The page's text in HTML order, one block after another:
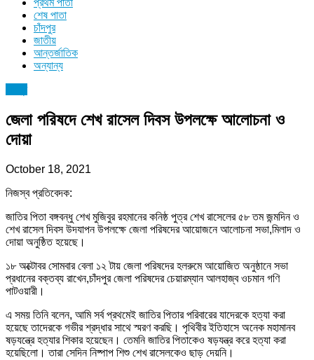
প্রথম পাতা
শেষ পাতা
চাঁদপুর
জাতীয়
আন্তর্জাতিক
অন্যান্য
জেলা পরিষদে শেখ রাসেল দিবস উপলক্ষে আলোচনা ও
দোয়া
October 18, 2021
নিজস্ব প্রতিবেদক:
জাতির পিতা বঙ্গবন্ধু শেখ মুজিবুর রহমানের কনিষ্ঠ পুত্র শেখ রাসেলের ৫৮ তম জন্মদিন ও
শেখ রাসেল দিবস উদযাপন উপলক্ষে জেলা পরিষদের আয়োজনে আলোচনা সভা,মিলাদ ও
দোয়া অনুষ্ঠিত হয়েছে।
১৮ অক্টোবর সোমবার বেলা ১২ টায় জেলা পরিষদের হলরুমে আয়োজিত অনুষ্ঠানে সভা
প্রধানের বক্তব্য রাখেন,চাঁদপুর জেলা পরিষদের চেয়ারম্যান আলহাজ্ব ওচমান গণি
পাটওয়ারী।
এ সময় তিনি বলেন, আমি সর্ব প্রথমেই জাতির পিতার পরিবারের যাদেরকে হত্যা করা
হয়েছে তাদেরকে গভীর শ্রদ্ধার সাথে স্মরণ করছি। পৃথিবীর ইতিহাসে অনেক মহামানব
ষড়যন্ত্রে হত্যার শিকার হয়েছেন। তেমনি জাতির পিতাকেও ষড়যন্ত্র করে হত্যা করা
হয়েছিলো। তারা সেদিন নিষ্পাপ শিশু শেখ রাসেলকেও ছাড় দেয়নি।